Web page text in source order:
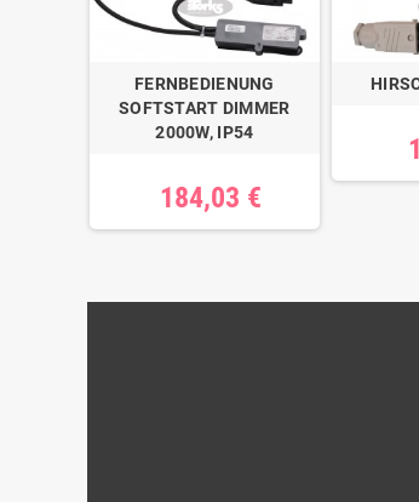
FERNBEDIENUNG
SOFTSTART DIMMER
2000W, IP54
184,03 €